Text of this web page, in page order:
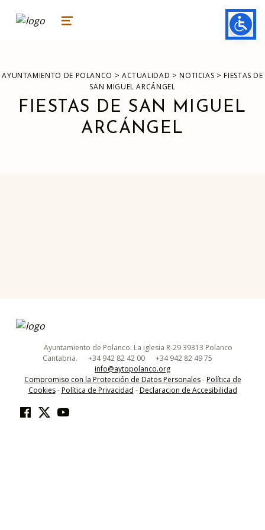
ayuntamiento de polanco
AYUNTAMIENTO DE POLANCO MENU
AYUNTAMIENTO DE POLANCO > ACTUALIDAD >NOTICIAS >FIESTAS DE
SAN MIGUEL ARCÁNGEL
FIESTAS DE SAN MIGUEL
ARCÁNGEL
ayuntamiento de polanco
AYUNTAMIENTO DE POLANCO
Ayuntamiento de Polanco. La iglesia R-29 39313 Polanco
Cantabria.
+34 942 82 42 00
+34 942 82 49 75
info@aytopolanco.org
Compromiso con la Protección de Datos Personales-Política de
Cookies-Política de Privacidad -Declaracion de Accesibilidad
Facebook
Twitter